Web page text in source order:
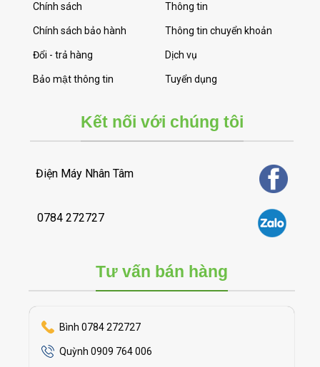
Chính sách
Chính sách bảo hành
Đổi - trả hàng
Bảo mật thông tin
Thông tin
Thông tin chuyển khoản
Dịch vụ
Tuyển dụng
Kết nối với chúng tôi
Điện Máy Nhân Tâm
0784 272727
Tư vấn bán hàng
Bình 0784 272727
Quỳnh 0909 764 006